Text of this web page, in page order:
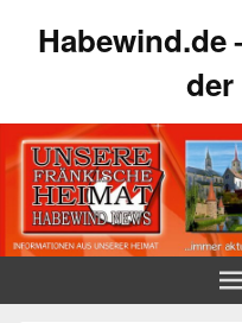
Habewind.de
der